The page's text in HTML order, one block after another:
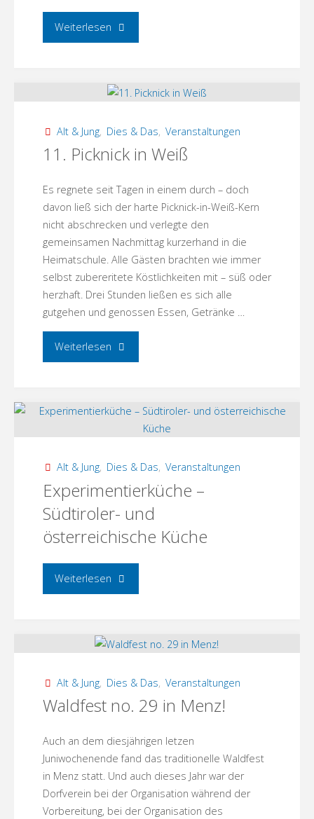
Weiterlesen "März-
Dorfcafé:
Märzen
Bauer"
Alt & Jung, Dies & Das, Veranstaltungen
11. Picknick in Weiß
Es regnete seit Tagen in einem durch – doch
davon ließ sich der harte Picknick-in-Weiß-Kern
nicht abschrecken und verlegte den
gemeinsamen Nachmittag kurzerhand in die
Heimatschule. Alle Gästen brachten wie immer
selbst zubereritete Köstlichkeiten mit – süß oder
herzhaft. Drei Stunden ließen es sich alle
gutgehen und genossen Essen, Getränke …
Weiterlesen "11.
in
Weiß"
Alt & Jung, Dies & Das, Veranstaltungen
Experimentierküche –
Südtiroler- und
österreichische Küche
Weiterlesen "Experimentierküche
Südtiroler-
österreichische
Alt & Jung, Dies & Das, Veranstaltungen
Waldfest no. 29 in Menz!
Auch an dem diesjährigen letzen
Juniwochenende fand das traditionelle Waldfest
in Menz statt. Und auch dieses Jahr war der
Dorfverein bei der Organisation während der
Vorbereitung, bei der Organisation des